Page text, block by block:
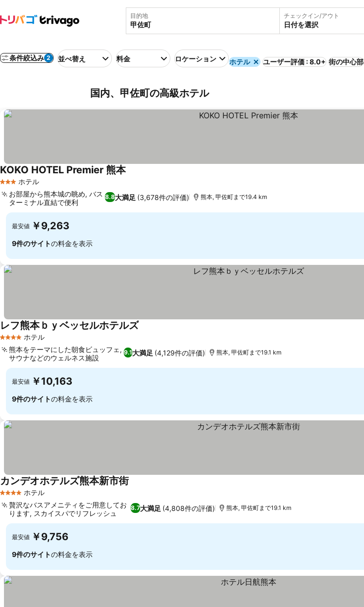
目的地 チェックイン/アウト
日付を選択
条件絞込み 2 並べ替え 料金 ロケーション ホテル ユーザー評価 : 8.0+ 街の中心部
国内、甲佐町の高級ホテル
3 ホテルのランク
ホテル
KOKO HOTEL Premier 熊本
8.8大満足 (3,678件の評価)
お部屋から熊本城の眺め, バス
ターミナル直結で便利
熊本, 甲佐町まで19.4 km
最安値 ￥9,263
9件のサイトの料金を表示
4 ホテルのランク
ホテル
レフ熊本ｂｙベッセルホテルズ
9.1大満足 (4,129件の評価)
熊本をテーマにした朝食ビュッフェ,
サウナなどのウェルネス施設
熊本, 甲佐町まで19.1 km
最安値 ￥10,163
9件のサイトの料金を表示
4 ホテルのランク
ホテル
カンデオホテルズ熊本新市街
8.7大満足 (4,808件の評価)
贅沢なバスアメニティをご用意してお
ります, スカイスパでリフレッシュ
熊本, 甲佐町まで19.1 km
最安値 ￥9,756
9件のサイトの料金を表示